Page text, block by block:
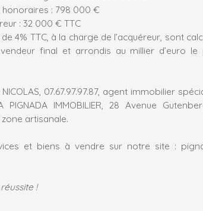
: 798 000 €
: 32 000 € TTC
4% TTC, à la charge de l’acquéreur, sont
final et arrondis au millier d’euro le
07.67.97.97.87, agent immobilier
IMMOBILIER, 28 Avenue
artisanale.
et biens à vendre sur notre site :
!